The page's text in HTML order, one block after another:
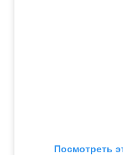
Посмотреть